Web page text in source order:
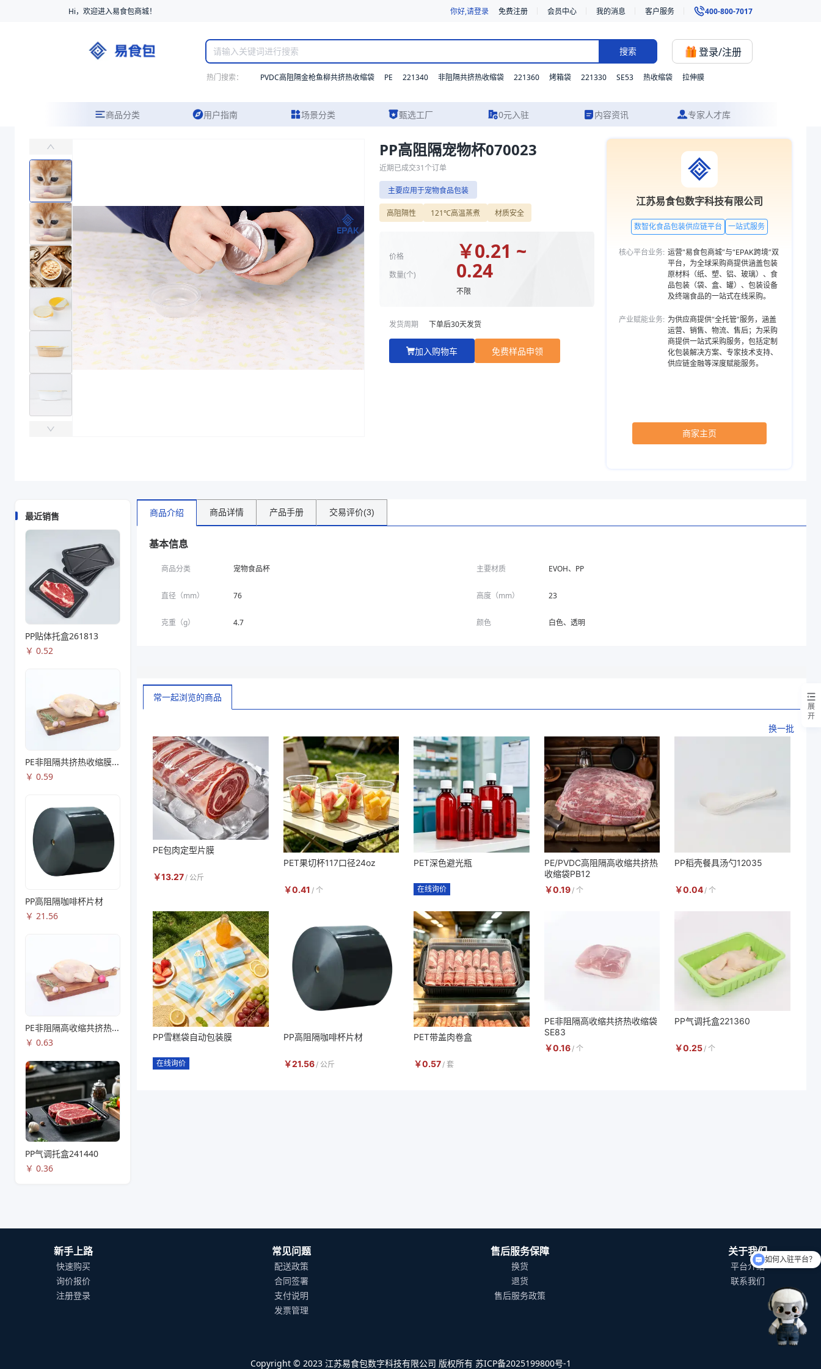
Hi，欢迎进入易食包商城！ 你好,请登录 免费注册 会员中心 我的消息 客户服务 400-800-7017
搜索 登录/注册
热门搜索： PVDC高阻隔金枪鱼柳共挤热收缩袋 PE 221340 非阻隔共挤热收缩袋 221360 烤箱袋 221330 SE53 热收缩袋 拉伸膜
商品分类 用户指南 场景分类 甄选工厂 0元入驻 内容资讯 专家人才库
主要应用于宠物食品包装
易食包（EPAK）专注于PP高阻隔宠物杯070023包装，提供详尽的规格参数、实物图片及报价参考，主要应用于宠物食品包装。我们支持材质、型号与功能的灵活定制，并提供从方案设计到成品交付的一站式食品包装
产品卖点：高阻隔性、121℃高温蒸煮、材质安全
应用场景：主要应用于宠物食品包装
￥0.21 ~ ￥0.24
商品参数
商品分类
宠物食品杯
主要材质
EVOH、PP
直径（mm）
76
高度（mm）
22、23
4.7
透明、白色
EVOH/PP
规格尺寸 mm
商品图片
PP高阻隔宠物杯070023
近期已成交31个订单
主要应用于宠物食品包装
高阻隔性 121℃高温蒸煮 材质安全
价格
数量(个)
￥0.21 ~
0.24
不限
发货周期 下单后30天发货
加入购物车 免费样品申领
江西新财鑫科技有限公司
主营业务: 高阻隔容器，注塑模内贴标容器，注塑
吸管吸嘴
优势工艺: 行业多年经验，服务食品头部品牌的质
量稳定及系统管理能力
江苏易食包数字科技有限公司
数智化食品包装供应链平台 一站式服务
核心平台业务: 运营“易食包商城”与“EPAK跨境”双
平台，为全球采购商提供涵盖包装
原材料（纸、塑、铝、玻璃）、食
品包装（袋、盒、罐）、包装设备
及终端食品的一站式在线采购。
产业赋能业务: 为供应商提供“全托管”服务，涵盖
运营、销售、物流、售后；为采购
商提供一站式采购服务，包括定制
化包装解决方案、专家技术支持、
供应链金融等深度赋能服务。
商家主页
最近销售
PP贴体托盒261813
￥ 0.52
PE非阻隔共挤热收缩膜S53
￥ 0.59
PP高阻隔咖啡杯片材
￥ 21.56
PE非阻隔高收缩共挤热收缩膜S83
￥ 0.63
PP气调托盒241440
￥ 0.36
商品介绍 商品详情 产品手册 交易评价(3)
基本信息
商品分类 宠物食品杯 主要材质 EVOH、PP
直径（mm） 76 高度（mm） 23
克重（g） 4.7 颜色 白色、透明
常一起浏览的商品
换一批
PE包肉定型片膜
￥13.27 / 公斤
PET果切杯117口径24oz
￥0.41 / 个
PET深色避光瓶
在线询价
PE/PVDC高阻隔高收缩共挤热
收缩袋PB12
￥0.19 / 个
PP稻壳餐具汤勺12035
￥0.04 / 个
PP雪糕袋自动包装膜
在线询价
PP高阻隔咖啡杯片材
￥21.56/ 公斤
PET带盖肉卷盒
￥0.57/ 套
PE非阻隔高收缩共挤热收缩袋
SE83
￥0.16 / 个
PP气调托盒221360
￥0.25 / 个
展
开
新手上路
快速购买
询价报价
注册登录
常见问题
配送政策
合同签署
支付说明
发票管理
售后服务保障
换货
退货
售后服务政策
关于我们
平台介绍
联系我们
Copyright © 2023 江苏易食包数字科技有限公司 版权所有 苏ICP备2025199800号-1
可以介绍下你们的产品么